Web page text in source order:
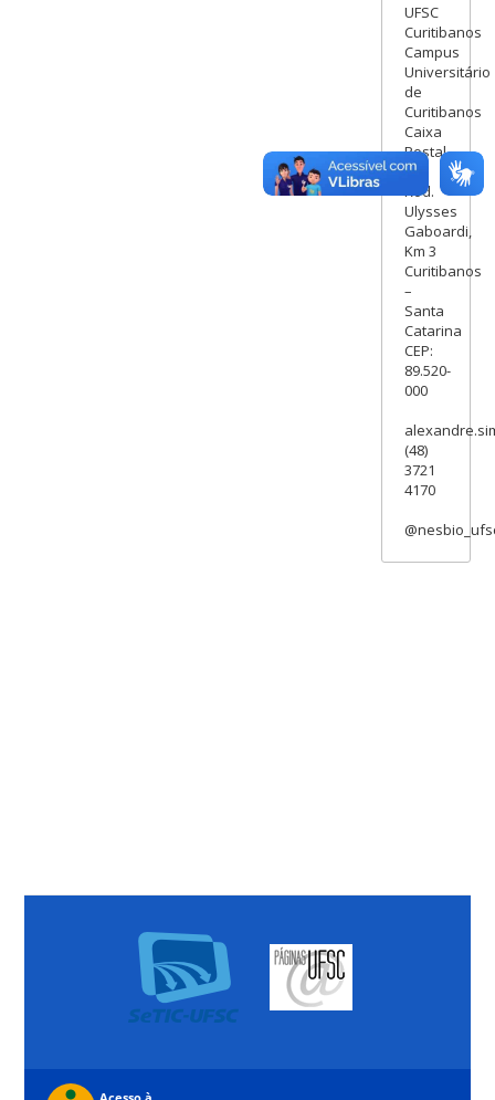
UFSC
Curitibanos
Campus
Universitário
de
Curitibanos
Caixa
Postal
101
Rod.
Ulysses
Gaboardi,
Km 3
Curitibanos
–
Santa
Catarina
CEP:
89.520-
000
(48)
3721
4170